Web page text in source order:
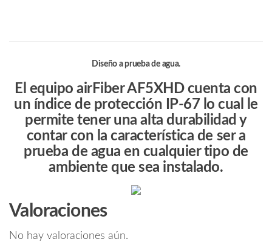
Diseño a prueba de agua.
El equipo airFiber AF5XHD cuenta con
un índice de protección IP-67 lo cual le
permite tener una alta durabilidad y
contar con la característica de ser a
prueba de agua en cualquier tipo de
ambiente que sea instalado.
Valoraciones
No hay valoraciones aún.